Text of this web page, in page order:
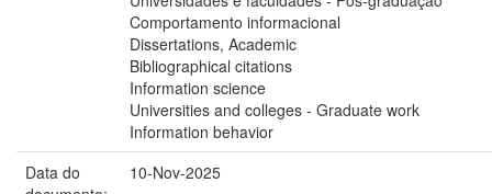
Comportamento informacional
Dissertations, Academic
Bibliographical citations
Information science
Universities and colleges - Graduate work
Information behavior
Data do
10-Nov-2025